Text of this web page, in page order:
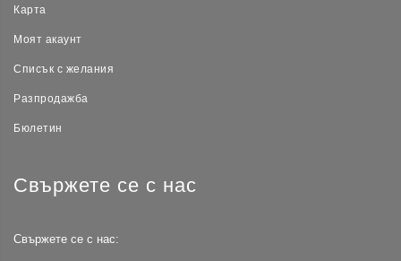
Карта
Моят акаунт
Списък с желания
Разпродажба
Бюлетин
Свържете се с нас
Свържете се с нас: